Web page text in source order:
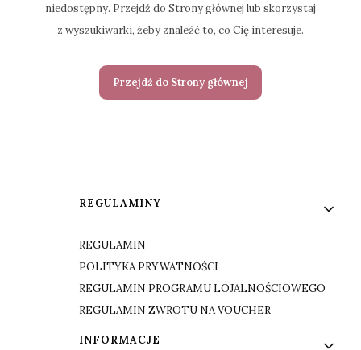
niedostępny. Przejdź do Strony głównej lub skorzystaj
z wyszukiwarki, żeby znaleźć to, co Cię interesuje.
Przejdź do Strony głównej
Linki w stopce
REGULAMINY
REGULAMIN
POLITYKA PRYWATNOŚCI
REGULAMIN PROGRAMU LOJALNOŚCIOWEGO
REGULAMIN ZWROTU NA VOUCHER
INFORMACJE